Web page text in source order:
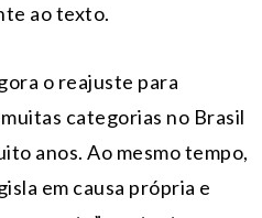
ao texto.
o reajuste para
categorias no Brasil
anos. Ao mesmo tempo,
em causa própria e